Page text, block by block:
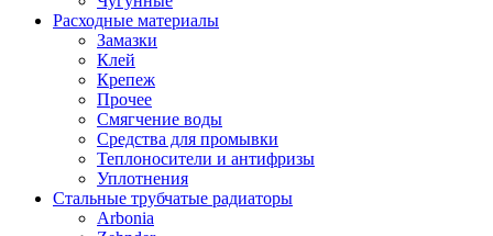
Расходные материалы
Замазки
Клей
Крепеж
Прочее
Смягчение воды
Средства для промывки
Теплоносители и антифризы
Уплотнения
Стальные трубчатые радиаторы
Arbonia